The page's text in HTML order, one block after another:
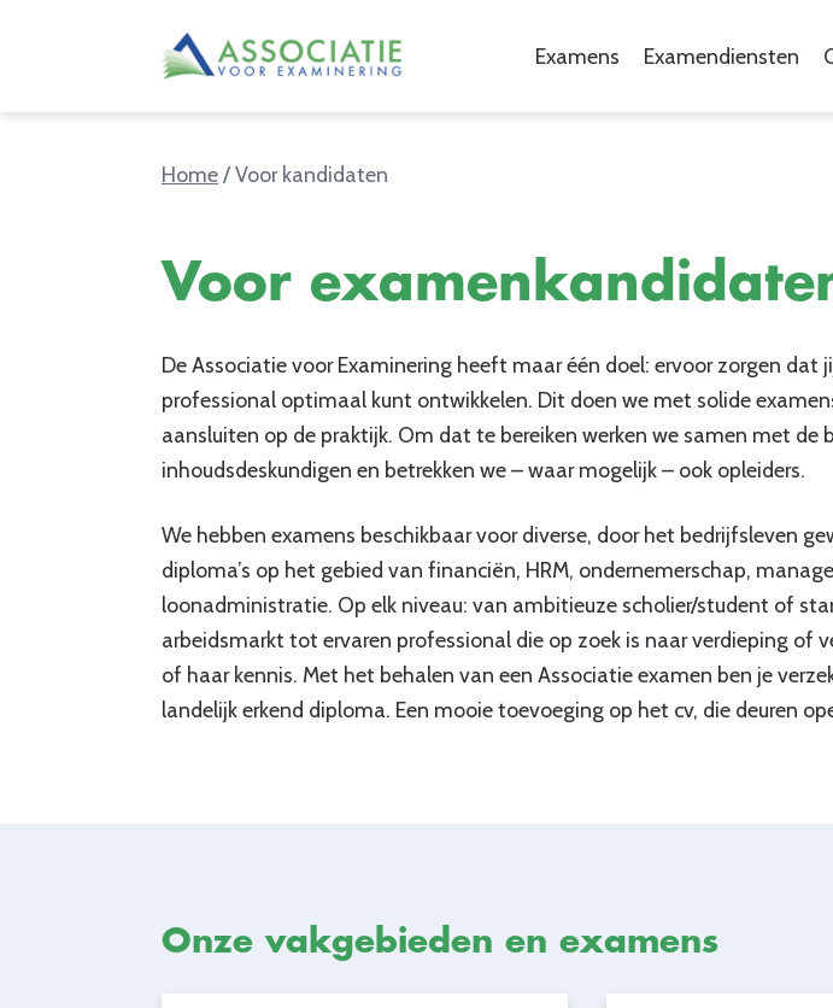
Examens Examendiensten
Home/Voor kandidaten
Voor
De Associatie voor Examinering heeft maar één doel: ervoor zorgen dat
professional optimaal kunt ontwikkelen. Dit doen we met solide
aansluiten op de praktijk. Om dat te bereiken werken we samen met de
inhoudsdeskundigen en betrekken we – waar mogelijk – ook opleiders.
We hebben examens beschikbaar voor diverse, door het bedrijfsleven
diploma’s op het gebied van financiën, HRM, ondernemerschap,
loonadministratie. Op elk niveau: van ambitieuze scholier/student of
arbeidsmarkt tot ervaren professional die op zoek is naar verdieping of
of haar kennis. Met het behalen van een Associatie examen ben je
landelijk erkend diploma. Een mooie toevoeging op het cv, die deuren
Onze vakgebieden en examens